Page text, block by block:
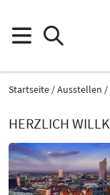
Startseite Ausstellen
HERZLICH